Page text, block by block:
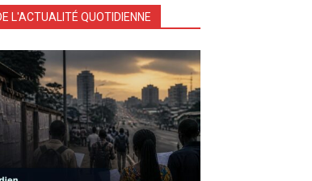
L'ACTUALITÉ QUOTIDIENNE